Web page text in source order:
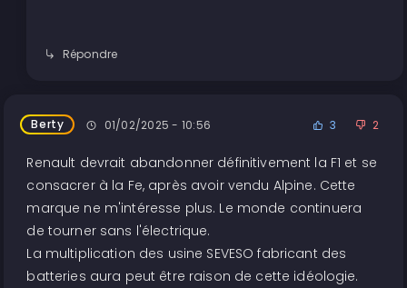
Répondre
Berty 01/02/2025 - 10:56 3 2
Renault devrait abandonner définitivement la F1 et se
consacrer à la Fe, après avoir vendu Alpine. Cette
marque ne m'intéresse plus. Le monde continuera
de tourner sans l'électrique.
La multiplication des usine SEVESO fabricant des
batteries aura peut être raison de cette idéologie.